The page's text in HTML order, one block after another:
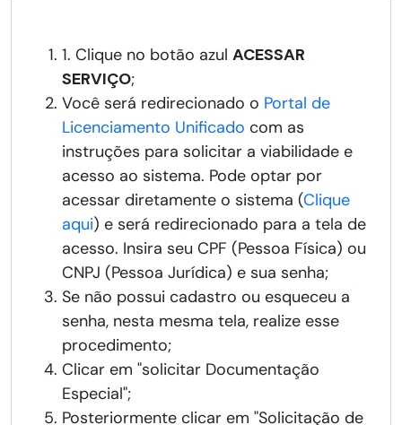
1. Clique no botão azul ACESSAR
SERVIÇO;
Você será redirecionado o Portal de
Licenciamento Unificado com as
instruções para solicitar a viabilidade e
acesso ao sistema. Pode optar por
acessar diretamente o sistema (Clique
aqui) e será redirecionado para a tela de
acesso. Insira seu CPF (Pessoa Física) ou
CNPJ (Pessoa Jurídica) e sua senha;
Se não possui cadastro ou esqueceu a
senha, nesta mesma tela, realize esse
procedimento;
Clicar em "solicitar Documentação
Especial";
Posteriormente clicar em "Solicitação de